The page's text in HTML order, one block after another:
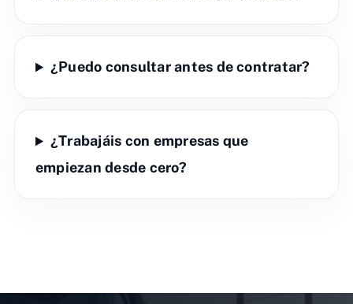
¿Puedo consultar antes de contratar?
¿Trabajáis con empresas que
empiezan desde cero?